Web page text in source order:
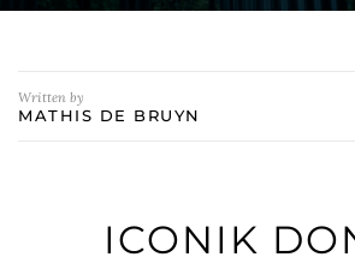
Written by
MATHIS DE BRUYN
ICONIK